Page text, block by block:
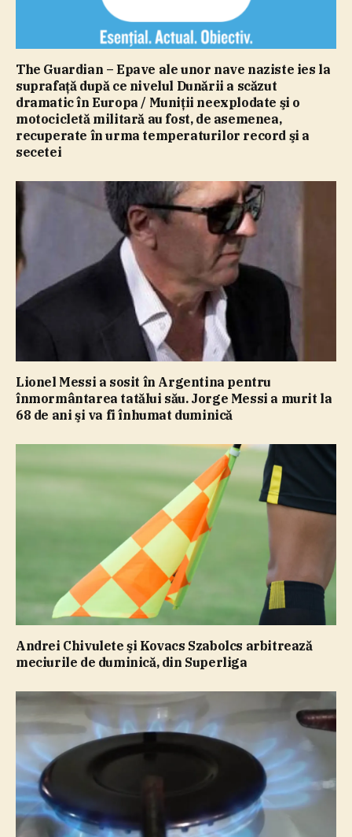
The Guardian – Epave ale unor nave naziste ies la
suprafaţă după ce nivelul Dunării a scăzut
dramatic în Europa / Muniţii neexplodate şi o
motocicletă militară au fost, de asemenea,
recuperate în urma temperaturilor record şi a
secetei
Lionel Messi a sosit în Argentina pentru
înmormântarea tatălui său. Jorge Messi a murit la
68 de ani şi va fi înhumat duminică
Andrei Chivulete şi Kovacs Szabolcs arbitrează
meciurile de duminică, din Superliga